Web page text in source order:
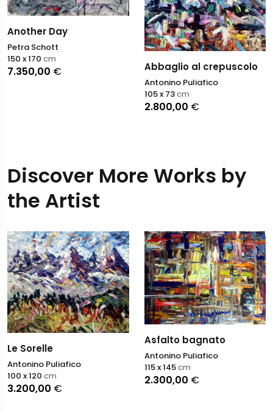
Another Day
Petra Schott
7.350,00 €
150 x 170 cm
Abbaglio al crepuscolo
Antonino Puliafico
2.800,00 €
105 x 73cm
Discover More Works by
the Artist
Le Sorelle
Antonino Puliafico
3.200,00 €
100 x 120 cm
Asfalto bagnato
Antonino Puliafico
2.300,00 €
115 x 145cm